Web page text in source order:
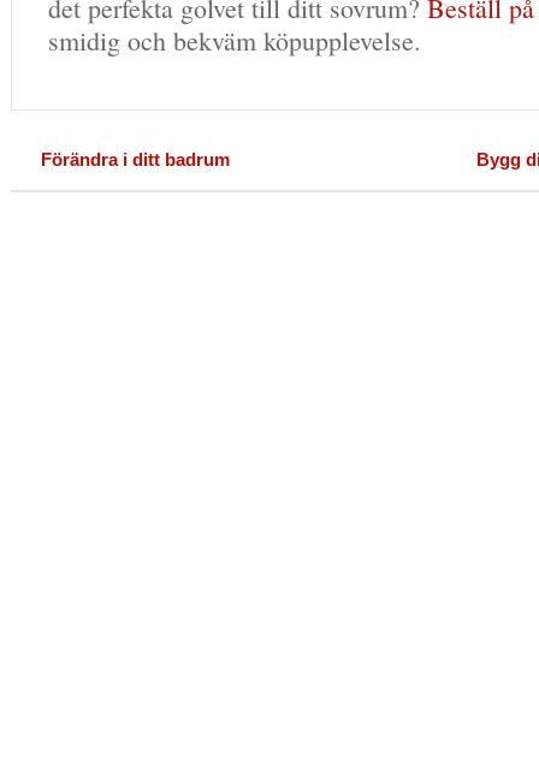
det perfekta golvet till ditt sovrum? Beställ
smidig och bekväm köpupplevelse.
Förändra i ditt badrum Bygg